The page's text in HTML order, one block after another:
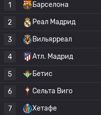
1
Барселона
2 Реал Мадрид
3 Вильярреал
4 Атл. Мадрид
5 Бетис
6 Сельта Виго
7 Хетафе